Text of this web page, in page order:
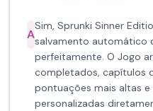
A
Sim, Sprunki Sinner
salvamento automático
perfeitamente. O Jogo
completados, capítulos
pontuações mais altas
personalizadas